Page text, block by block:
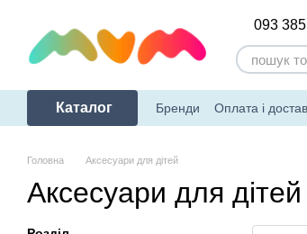
093
Каталог Бренди Оплата і
Головна Аксесуари для дітей
Аксесуари для дітей